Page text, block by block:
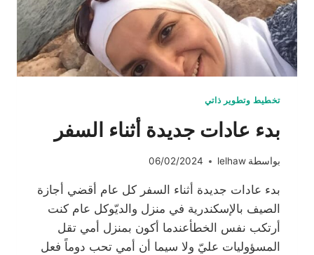
تخطيط وتطوير ذاتي
بدء عادات جديدة أثناء السفر
بواسطة lelhaw
06/02/2024
بدء عادات جديدة أثناء السفر كل عام أقضي أجازة
الصيف بالإسكندرية في منزل والديّوكل عام كنت
أرتكب نفس الخطأعندما أكون بمنزل أمي تقل
المسؤوليات عليّ ولا سيما أن أمي تحب دوماً فعل